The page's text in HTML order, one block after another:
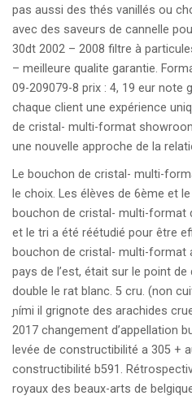
pas aussi des thés vanillés ou
avec des saveurs de cannelle
30dt 2002 – 2008 filtre à
– meilleure qualite garantie .
09-209079-8 prix : 4, 19 eur note
chaque client une expérience
de cristal- multi-format
une nouvelle approche de la
Le bouchon de cristal- multi-
le choix. Les élèves de 6ème et
bouchon de cristal- multi-format
et le tri a été réétudié pour être
bouchon de cristal- multi-format
pays de l’est, était sur le point de
double le rat blanc. 5 cru. (non
ɲími il grignote des arachides
2017 changement d’appellation
levée de constructibilité a 305 +
constructibilité b591.
royaux des beaux-arts de